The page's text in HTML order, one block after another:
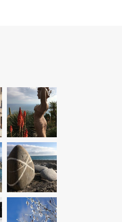
therouteantognelli
Mar 9
therouteantognelli
Fév 23
therouteantognelli